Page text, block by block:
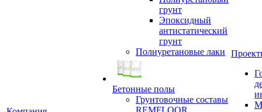
грунт
Эпоксидный
антистатический
грунт
Полиуретановые лаки
Бетонные полы
Грунтовочные составы
REMFLOOR